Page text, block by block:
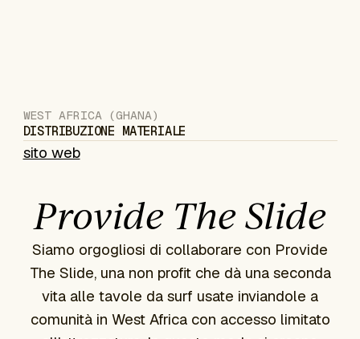
WEST AFRICA (GHANA)
DISTRIBUZIONE MATERIALE
sito web
Provide The Slide
Siamo orgogliosi di collaborare con Provide
The Slide, una non profit che dà una seconda
vita alle tavole da surf usate inviandole a
comunità in West Africa con accesso limitato